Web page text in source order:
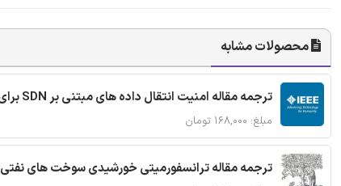
محصولات مشابه
ترجمه مقاله امنیت انتقال داده های مبتنی بر SDN برای اینترنت اشیا
مبلغ: ۱۶۸,۰۰۰ تومان
ترجمه مقاله ترانسفورمیتی خورشیدی سوخت های نفتی